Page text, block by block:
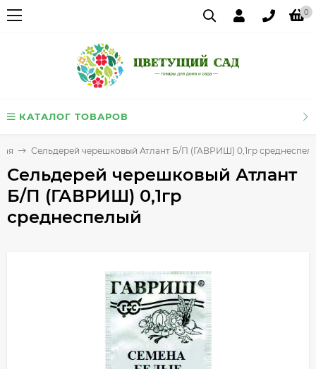
0
КАТАЛОГ ТОВАРОВ
Сельдерей черешковый Атлант Б/П (ГАВРИШ) 0,1гр
Сельдерей черешковый Атлант
Б/П (ГАВРИШ) 0,1гр
среднеспелый